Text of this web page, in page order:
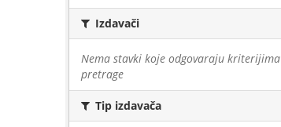
Izdavači
Nema stavki koje odgovaraju kriterijima
pretrage
Tip izdavača